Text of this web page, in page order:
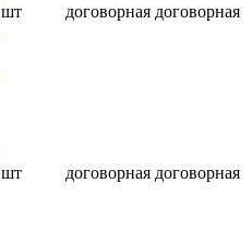
шт договорная договорная
шт договорная договорная